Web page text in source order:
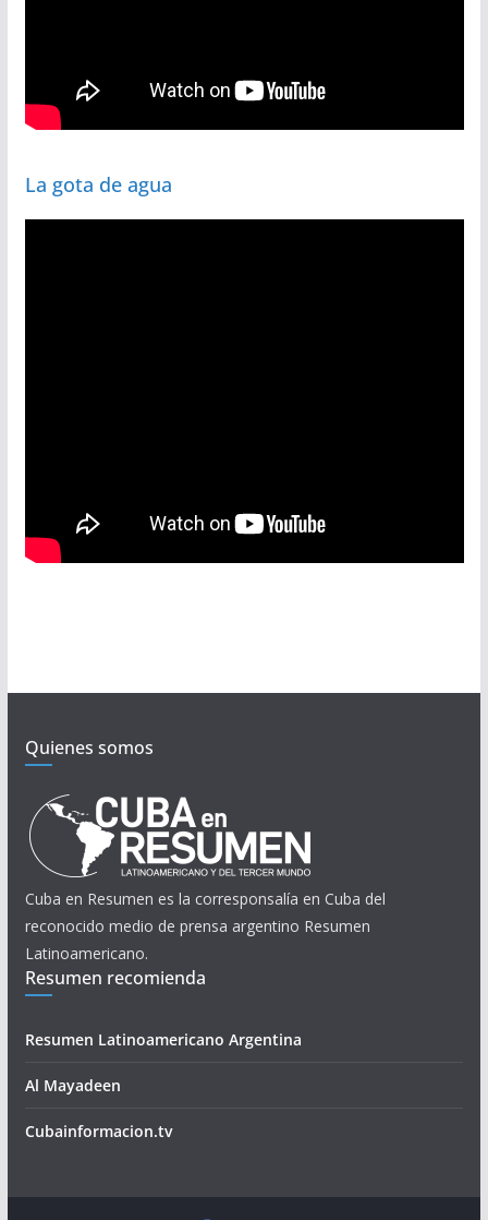
La gota de agua
Quienes somos
Cuba en Resumen es la corresponsalía en Cuba del
reconocido medio de prensa argentino Resumen
Latinoamericano.
Resumen recomienda
Resumen Latinoamericano Argentina
Al Mayadeen
Cubainformacion.tv